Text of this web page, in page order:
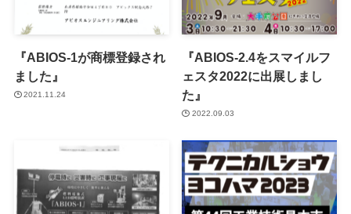
『ABIOS-1が商標登録され
ました』
2021.11.24
『ABIOS-2.4をスマイルフ
ェスタ2022に出展しまし
た』
2022.09.03